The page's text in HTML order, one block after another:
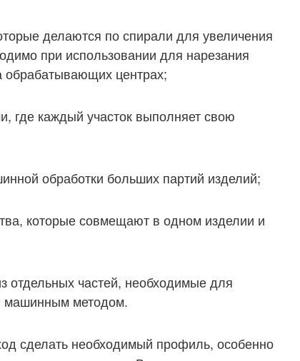
делаются по спирали для увеличения
при использовании для нарезания
обрабатывающих центрах;
где каждый участок выполняет свою
обработки больших партий изделий;
которые совмещают в одном изделии и
отдельных частей, необходимые для
машинным методом.
сделать необходимый профиль, особенно